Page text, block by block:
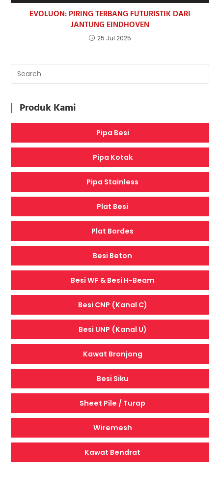
EVOLUON: PIRING TERBANG FUTURISTIK DARI
JANTUNG EINDHOVEN
25 Jul 2025
Produk Kami
Pipa Besi
Pipa Kotak
Pipa Stainless
Plat Besi
Plat Bordes
Besi Beton
Besi WF & Besi H-Beam
Besi CNP (Kanal C)
Besi UNP (Kanal U)
Kawat Bronjong
Besi Siku
Sheet Pile / Turap
Wiremesh
Kawat Bendrat